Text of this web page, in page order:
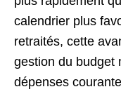
calendrier plus
retraités, cette
gestion du budget
dépenses